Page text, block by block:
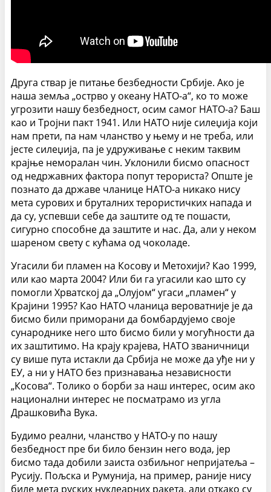
Друга ствар је питање безбедности Србије. Ако је
наша земља „острво у океану НАТО-а“, ко то може
угрозити нашу безбедност, осим самог НАТО-а? Баш
као и Тројни пакт 1941. Или НАТО није силеџија који
нам прети, па нам чланство у њему и не треба, или
јесте силеџија, па је удруживање с неким таквим
крајње неморалан чин. Уклонили бисмо опасност
од недржавних фактора попут терориста? Опште је
познато да државе чланице НАТО-а никако нису
мета сурових и бруталних терористичких напада и
да су, успевши себе да заштите од те пошасти,
сигурно способне да заштите и нас. Да, али у неком
шареном свету с кућама од чоколаде.
Угасили би пламен на Косову и Метохији? Као 1999,
или као марта 2004? Или би га угасили као што су
помогли Хрватској да „Олујом“ угаси „пламен“ у
Крајини 1995? Као НАТО чланица вероватније је да
бисмо били приморани да бомбардујемо своје
сународнике него што бисмо били у могућности да
их заштитимо. На крају крајева, НАТО званичници
су више пута истакли да Србија не може да уђе ни у
ЕУ, а ни у НАТО без признавања независности
„Косова“. Толико о борби за наш интерес, осим ако
национални интерес не посматрамо из угла
Драшковића Вука.
Будимо реални, чланство у НАТО-у по нашу
безбедност пре би било бензин него вода, јер
бисмо тада добили заиста озбиљног непријатеља –
Русију. Пољска и Румунија, на пример, раније нису
биле мета руских нуклеарних ракета, али откако су